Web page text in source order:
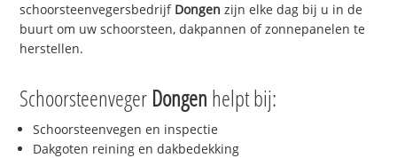
schoorsteenvegersbedrijf Dongen zijn elke dag bij u in de
buurt om uw schoorsteen, dakpannen of zonnepanelen te
herstellen.
Schoorsteenveger Dongen helpt bij:
Schoorsteenvegen en inspectie
Dakgoten reining en dakbedekking